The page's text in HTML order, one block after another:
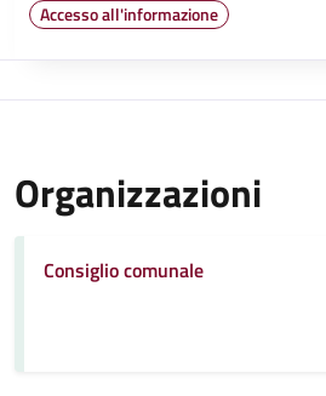
Accesso all'informazione
Organizzazioni
Consiglio comunale